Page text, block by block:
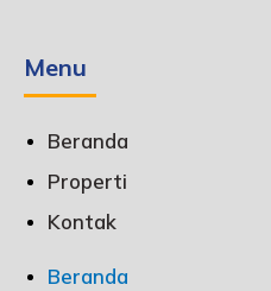
Menu
Beranda
Properti
Kontak
Beranda